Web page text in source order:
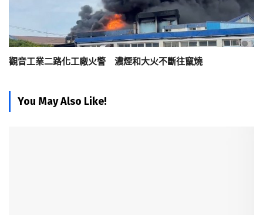
觀音工業二路化工廠火警 濃煙和大火不斷往竄燒
You May Also Like!